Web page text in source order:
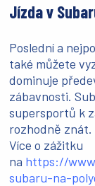
Jízda v
Poslední a
také můžete
dominuje
zábavnosti.
supersportů k
rozhodně znát.
Více o zážitku
na https://
subaru-na-